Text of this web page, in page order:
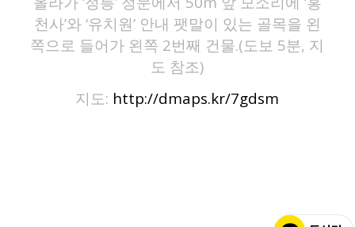
천사’와 ‘유치원’ 안내 팻말이 있는 골목을 왼
쪽으로 들어가 왼쪽 2번째 건물.(도보 5분, 지
도 참조)
지도: http://dmaps.kr/7gdsm